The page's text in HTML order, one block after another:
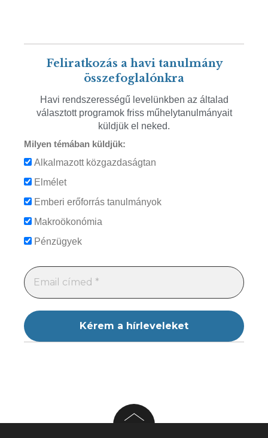
Feliratkozás a havi tanulmány
összefoglalónkra
Havi rendszerességű levelünkben az általad
választott programok friss műhelytanulmányait
küldjük el neked.
Milyen témában küldjük:
Alkalmazott közgazdaságtan
Elmélet
Emberi erőforrás tanulmányok
Makroökonómia
Pénzügyek